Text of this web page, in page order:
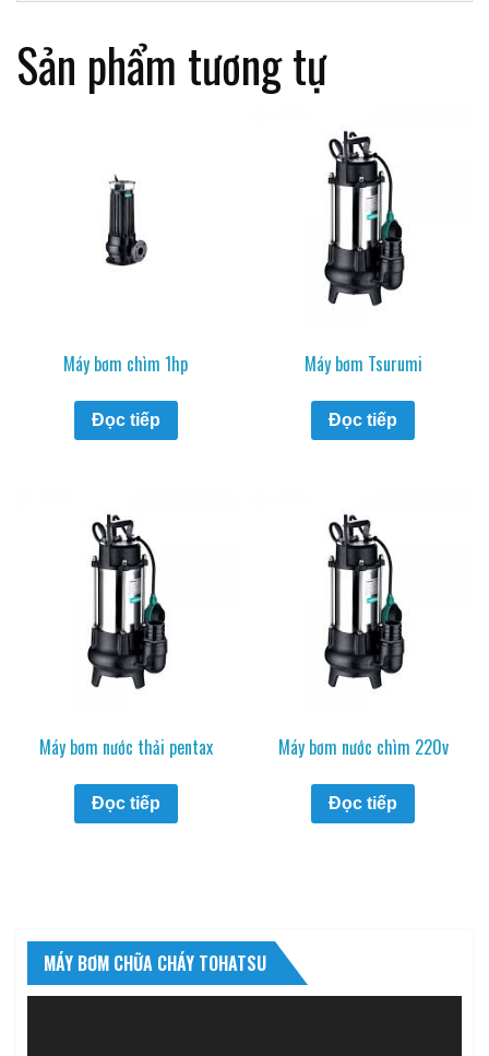
Sản phẩm tương tự
Máy bơm chìm 1hp
Đọc tiếp
Máy bơm Tsurumi
Đọc tiếp
Máy bơm nước thải pentax
Đọc tiếp
Máy bơm nước chìm 220v
Đọc tiếp
MÁY BƠM CHỮA CHÁY TOHATSU